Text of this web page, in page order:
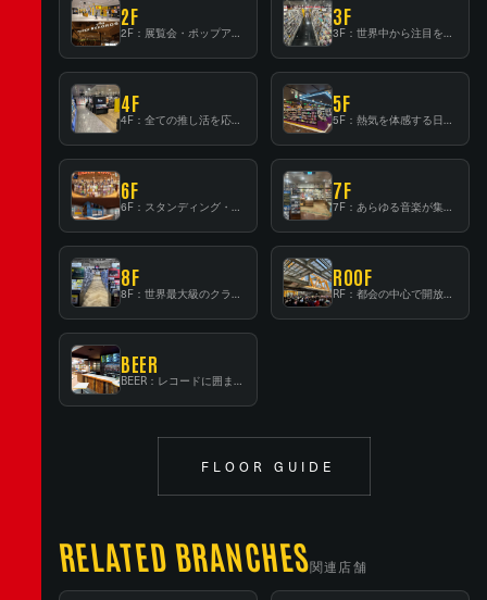
2F 3F
4F 5F
6F 7F
8F ROOF
BEER
FLOOR GUIDE
RELATED BRANCHES関連店舗